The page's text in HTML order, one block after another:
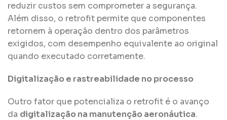
reduzir custos sem comprometer a segurança.
Além disso, o retrofit permite que componentes
retornem à operação dentro dos parâmetros
exigidos, com desempenho equivalente ao original
quando executado corretamente.
Digitalização e rastreabilidade no processo
Outro fator que potencializa o retrofit é o avanço
da digitalização na manutenção aeronáutica.